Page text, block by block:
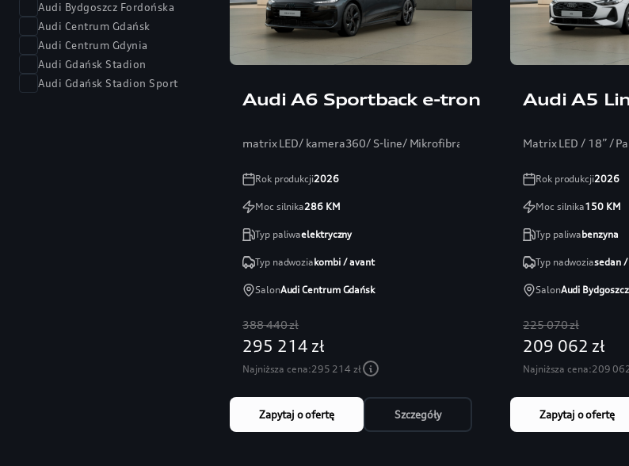
Audi Bydgoszcz Fordońska
Audi Centrum Gdańsk
Audi Centrum Gdynia
Audi Gdańsk Stadion
Audi Gdańsk Stadion Sport
Audi A6 Sportback e-tron
matrix LED/ kamera360/ S-line/ Mikrofibra/ Bang/ ambiente+
Rok produkcji2026
Moc silnika286KM
Typ paliwaelektryczny
Typ nadwoziakombi / avant
SalonAudi Centrum Gdańsk
388 440 zł
295 214 zł
Najniższa cena:295 214 zł
Zapytaj o ofertę Szczegóły
Audi A5
Matrix LED / 18” /
Rok produkcji2026
Moc silnika150KM
Typ paliwabenzyna
Typ nadwoziasedan
SalonAudi
225 070 zł
209 062 zł
Najniższa cena:209
Zapytaj o ofertę